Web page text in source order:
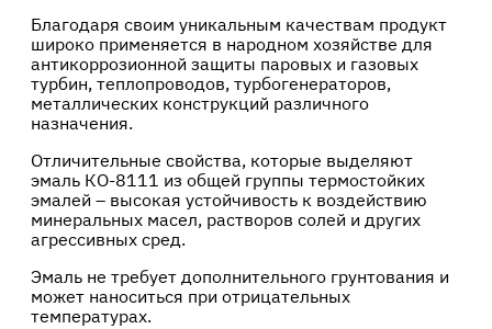
Благодаря своим уникальным качествам продукт
широко применяется в народном хозяйстве для
антикоррозионной защиты паровых и газовых
турбин, теплопроводов, турбогенераторов,
металлических конструкций различного
назначения.
Отличительные свойства, которые выделяют
эмаль КО-8111 из общей группы термостойких
эмалей – высокая устойчивость к воздействию
минеральных масел, растворов солей и других
агрессивных сред.
Эмаль не требует дополнительного грунтования и
может наноситься при отрицательных
температурах.